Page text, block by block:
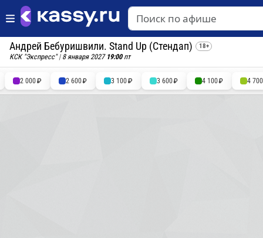
Андрей Бебуришвили. Stand Up (Стендап) 18+
КСК "Экспресс"| 8 января 2027 19:00пт
2 000 2 600 3 100 3 600 4 100 4 700